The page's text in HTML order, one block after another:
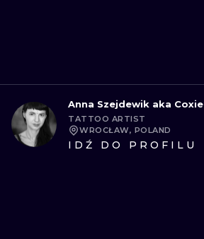
Anna Szejdewik aka Coxie
TATTOO ARTIST
WROCŁAW, POLAND
IDŹ DO PROFILU